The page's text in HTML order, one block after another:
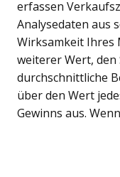
erfassen
Analysedaten aus
Wirksamkeit Ihres
weiterer Wert, den
durchschnittliche
über den Wert
Gewinns aus.